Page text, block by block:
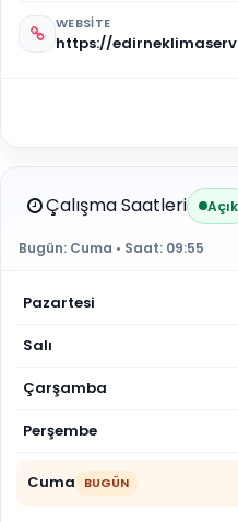
WEBSITE
https://
Çalışma Saatleri Açık
Bugün: Cuma • Saat: 09:55
Pazartesi
Salı
Çarşamba
Perşembe
Cuma BUGÜN